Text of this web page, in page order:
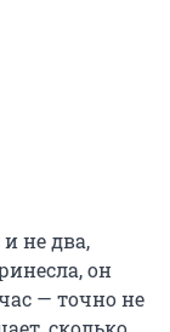
не два,
он
— точно не